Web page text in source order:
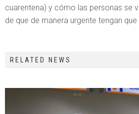
cuarentena) y cómo las personas se
de que de manera urgente tengan que
RELATED NEWS